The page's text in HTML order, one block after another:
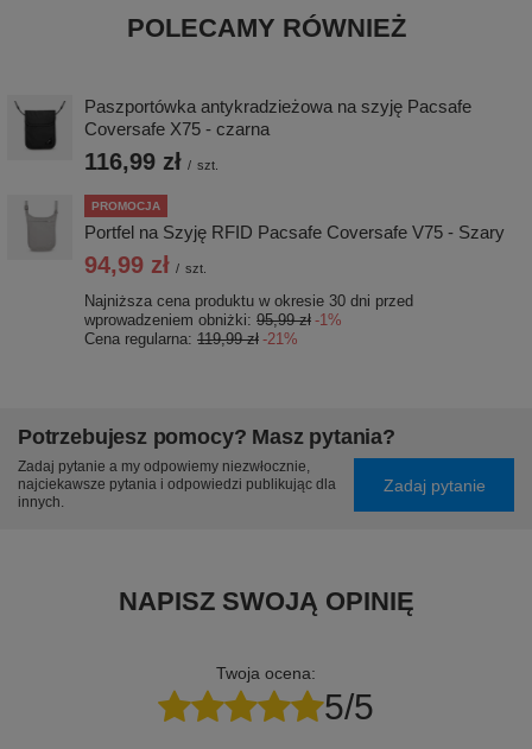
POLECAMY RÓWNIEŻ
Paszportówka antykradzieżowa na szyję Pacsafe
Coversafe X75 - czarna
116,99 zł / szt.
PROMOCJA
Portfel na Szyję RFID Pacsafe Coversafe V75 - Szary
94,99 zł / szt.
Najniższa cena produktu w okresie 30 dni przed
wprowadzeniem obniżki: 95,99 zł -1%
Cena regularna: 119,99 zł -21%
Potrzebujesz pomocy? Masz pytania?
Zadaj pytanie a my odpowiemy niezwłocznie,
najciekawsze pytania i odpowiedzi publikując dla
innych.
Zadaj pytanie
NAPISZ SWOJĄ OPINIĘ
Twoja ocena:
5/5